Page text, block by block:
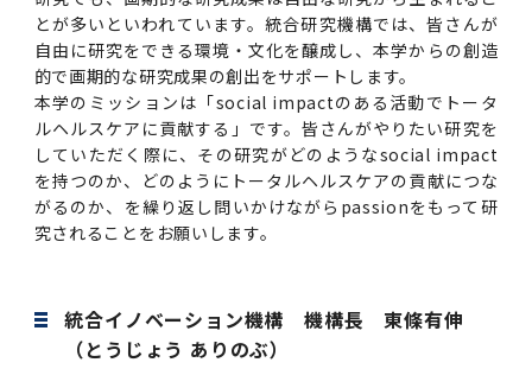
2016年度
2015年度
2014年度
2013年度
2012年度
科目評価（旧 科目別アンケート）
教学IR 業績・活動
イマキク
情報システムポータル
お茶の水医学雑誌
とが多いといわれています。統合研究機構では、皆さんが
自由に研究をできる環境・文化を醸成し、本学からの創造
的で画期的な研究成果の創出をサポートします。
本学のミッションは「social impactのある活動でトータ
ルヘルスケアに貢献する」です。皆さんがやりたい研究を
していただく際に、その研究がどのようなsocial impact
を持つのか、どのようにトータルヘルスケアの貢献につな
がるのか、を繰り返し問いかけながらpassionをもって研
究されることをお願いします。
統合イノベーション機構 機構長 東條有伸
（とうじょう ありのぶ）